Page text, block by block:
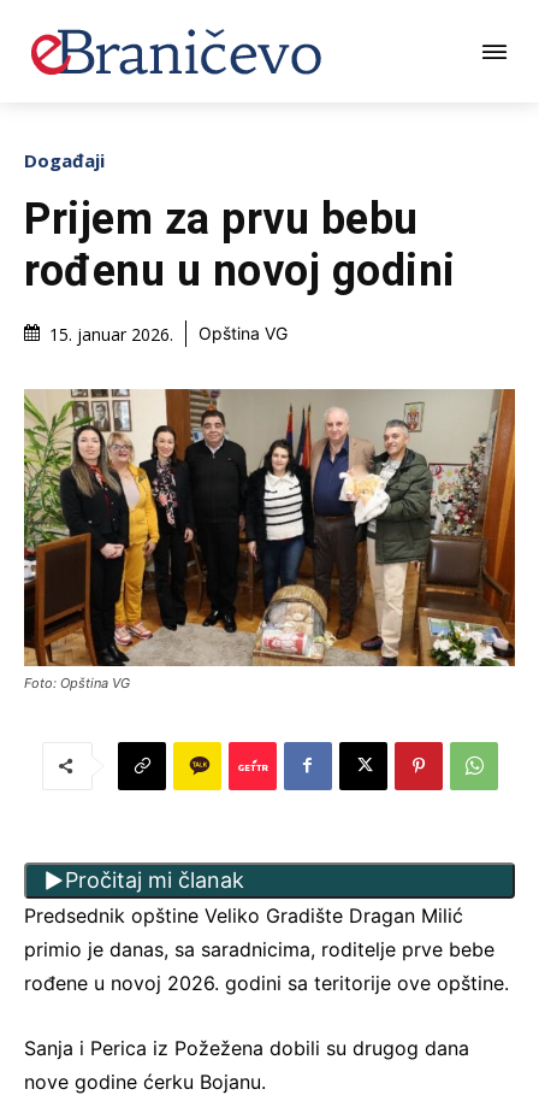
Događaji
Prijem za prvu bebu
rođenu u novoj godini
15. januar 2026. Opština VG
Foto: Opština VG
Pročitaj mi članak
Predsednik opštine Veliko Gradište Dragan Milić
primio je danas, sa saradnicima, roditelje prve bebe
rođene u novoj 2026. godini sa teritorije ove opštine.
Sanja i Perica iz Požežena dobili su drugog dana
nove godine ćerku Bojanu.